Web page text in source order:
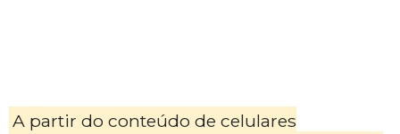
A partir do conteúdo de celulares